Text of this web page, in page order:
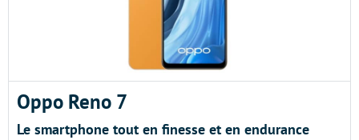
Oppo Reno 7
Le smartphone tout en finesse et en endurance